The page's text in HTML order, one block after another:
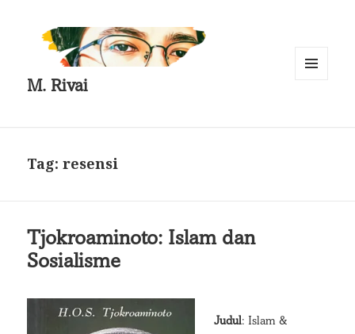
M. Rivai
Tag:resensi
Tjokroaminoto: Islam dan
Sosialisme
Judul: Islam &